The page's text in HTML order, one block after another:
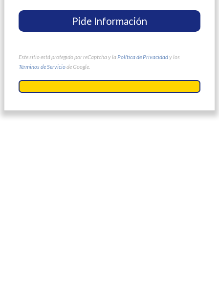
Este sitio está protegido por reCaptcha y la Política de Privacidady los
Términos de Serviciode Google.